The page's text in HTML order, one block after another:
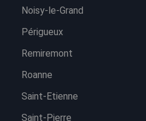
Noisy-le-Grand
Périgueux
Remiremont
Roanne
Saint-Etienne
Saint-Pierre